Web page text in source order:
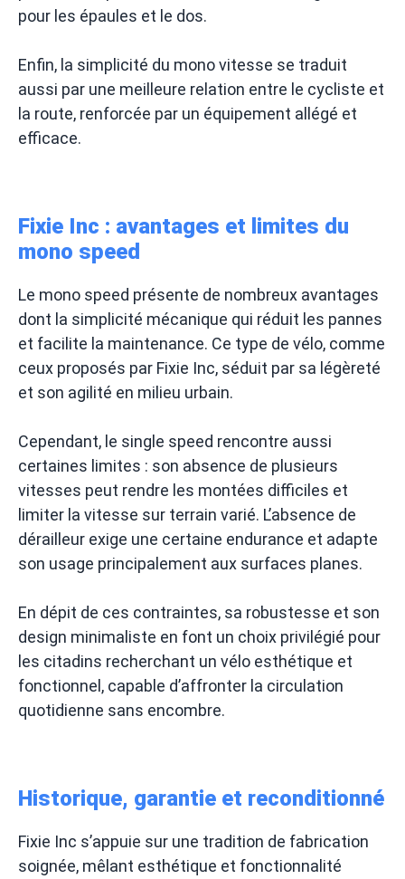
pour les épaules et le dos.
Enfin, la simplicité du mono vitesse se traduit
aussi par une meilleure relation entre le cycliste et
la route, renforcée par un équipement allégé et
efficace.
Fixie Inc : avantages et limites du
mono speed
Le mono speed présente de nombreux avantages
dont la simplicité mécanique qui réduit les pannes
et facilite la maintenance. Ce type de vélo, comme
ceux proposés par Fixie Inc, séduit par sa légèreté
et son agilité en milieu urbain.
Cependant, le single speed rencontre aussi
certaines limites : son absence de plusieurs
vitesses peut rendre les montées difficiles et
limiter la vitesse sur terrain varié. L’absence de
dérailleur exige une certaine endurance et adapte
son usage principalement aux surfaces planes.
En dépit de ces contraintes, sa robustesse et son
design minimaliste en font un choix privilégié pour
les citadins recherchant un vélo esthétique et
fonctionnel, capable d’affronter la circulation
quotidienne sans encombre.
Historique, garantie et reconditionné
Fixie Inc s’appuie sur une tradition de fabrication
soignée, mêlant esthétique et fonctionnalité